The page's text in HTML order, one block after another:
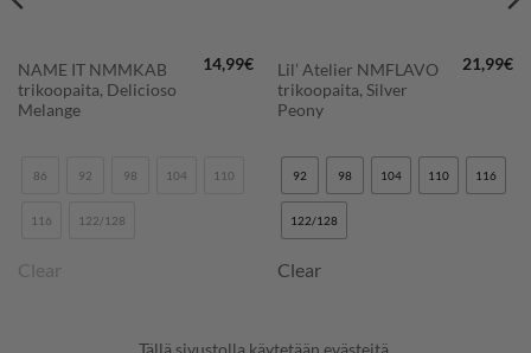
NAME IT NMMKAB
trikoopaita, Delicioso
Melange
14,99€
86 92 98 104 110
116 122/128
Clear
Lil’ Atelier NMFLAVO
trikoopaita, Silver
Peony
21,99€
92 98 104 110 116
122/128
Clear
Tällä sivustolla käytetään evästeitä.